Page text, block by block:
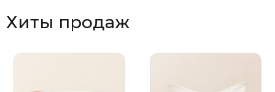
Хиты продаж